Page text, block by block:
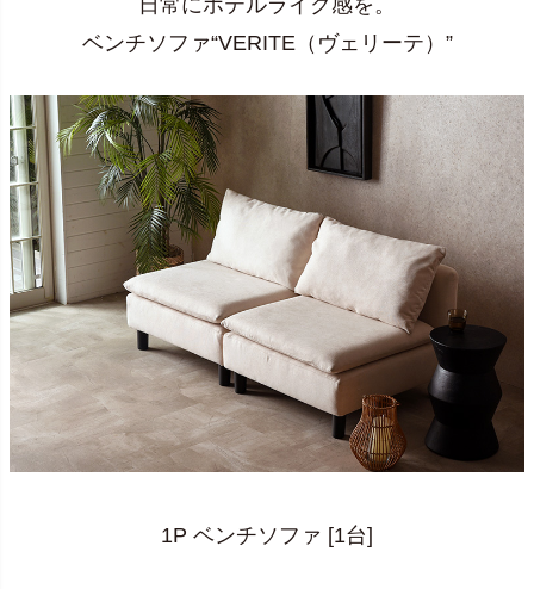
日常にホテルライク感を。
ベンチソファ“VERITE（ヴェリーテ）”
1P ベンチソファ [1台]